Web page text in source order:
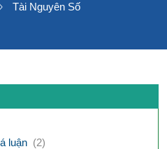
Tài Nguyên Số
luận (2)